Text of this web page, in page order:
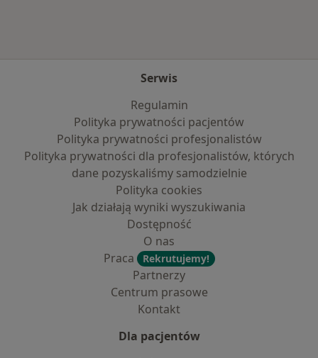
Serwis
Regulamin
Polityka prywatności pacjentów
Polityka prywatności profesjonalistów
Polityka prywatności dla profesjonalistów, których
dane pozyskaliśmy samodzielnie
Polityka cookies
Jak działają wyniki wyszukiwania
Dostępność
O nas
Praca
Rekrutujemy!
Partnerzy
Centrum prasowe
Kontakt
Dla pacjentów